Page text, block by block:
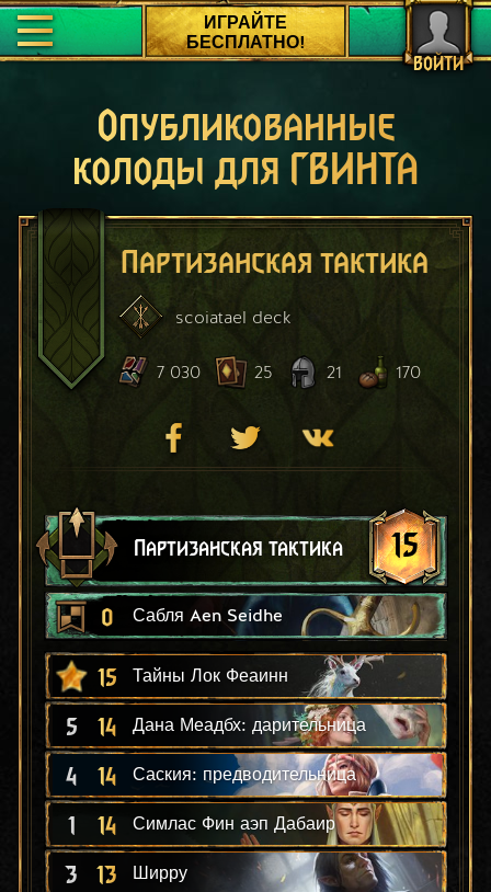
ВОЙТИ
ИГРАЙТЕ
БЕСПЛАТНО!
Опубликованные
колоды для ГВИНТА
Партизанская тактика
scoiatael deck
7 030 25 21 170
Партизанская тактика 15
0 Сабля Aen Seidhe
15 Тайны Лок Феаинн
5 14 Дана Меадбх: дарительница
4 14 Саския: предводительница
1 14 Симлас Фин аэп Дабаир
3 13 Ширру